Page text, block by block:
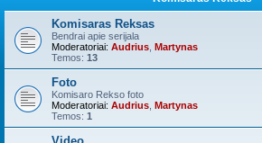
Komisaras Reksas
Bendrai apie serijala
Moderatoriai: Audrius Martynas
Temos: 13
Foto
Komisaro Rekso foto
Moderatoriai: Audrius Martynas
Temos: 1